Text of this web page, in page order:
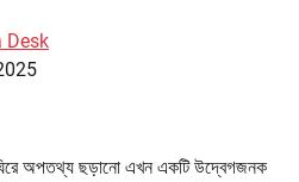
Desk
ঘিরে অপতথ্য ছড়ানো এখন একটি উদ্বেগজনক